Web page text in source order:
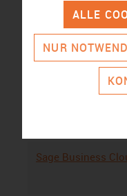
Vergleich für
WISO Mein Büro
Sage Business
NUR
ALLE